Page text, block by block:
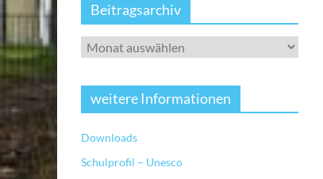
Beitragsarchiv
weitere Informationen
Downloads
Schulprofil – Unesco